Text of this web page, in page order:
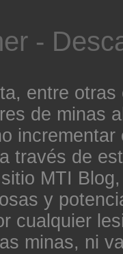
-
entre
de minas
través de
MTI
y
cualquier
minas, ni